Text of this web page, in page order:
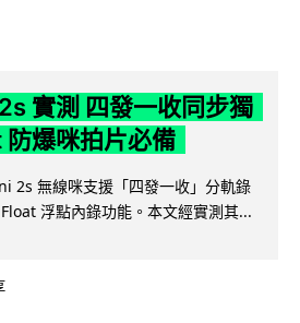
實測 四發一收同步獨
爆咪拍片必備
2s 無線咪支援「四發一收」分軌錄
浮點內錄功能。本文經實測其...